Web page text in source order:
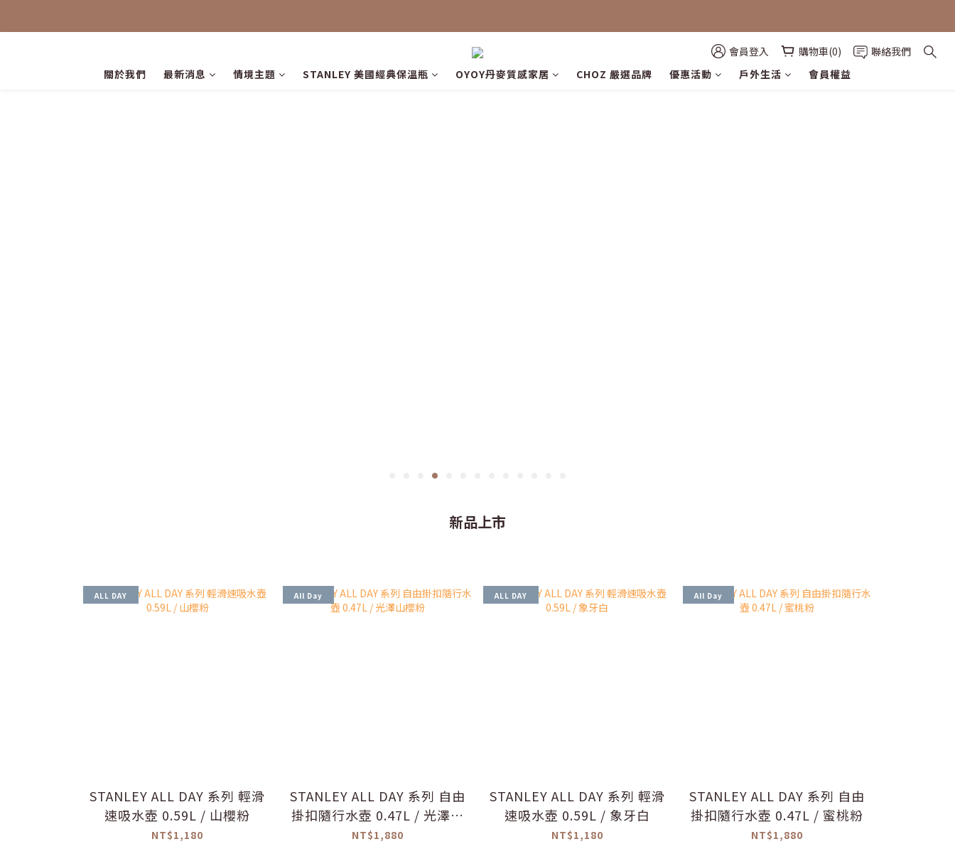
會員登入 購物車(0)
聯絡我們
關於我們
最新消息 情境主題 STANLEY 美國經典保溫瓶 OYOY丹麥質感家居 CHOZ 嚴選品牌 優惠活動 戶外生活 會員權益
新品上市
ALL DAY
STANLEY ​​​ALL DAY 系列 輕滑
速吸水壺 0.59L / 山櫻粉
NT$1,180
All Day
STANLEY ALL DAY 系列 自由
掛扣隨行水壺 0.47L / 光澤山
櫻粉
NT$1,880
ALL DAY
STANLEY ​​​ALL DAY 系列 輕滑
速吸水壺 0.59L / 象牙白
NT$1,180
All Day
STANLEY ALL DAY 系列 自由
掛扣隨行水壺 0.47L / 蜜桃粉
NT$1,880